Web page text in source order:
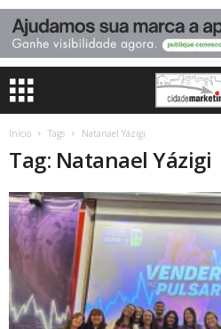
Início Tags Natanael Yázigi
Tag: Natanael Yázigi